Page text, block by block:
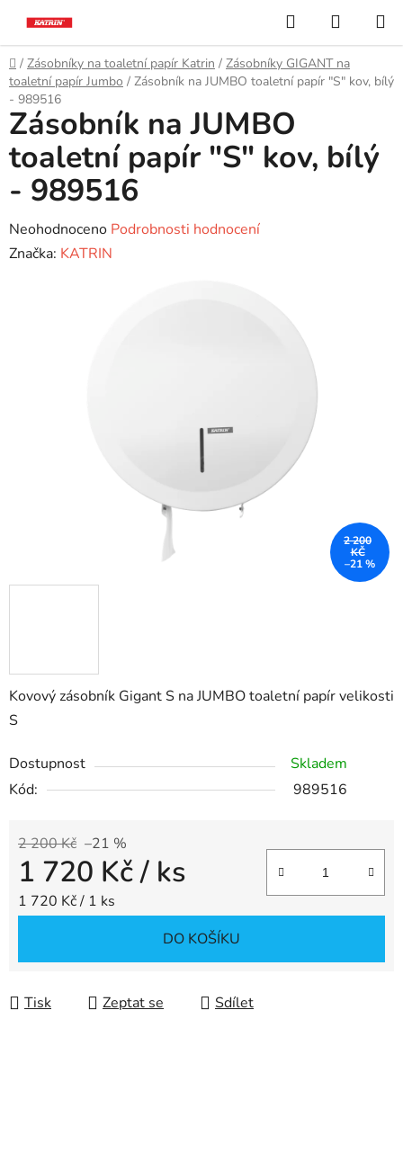
obsah
Hledat
KOŠÍK
Domů
/ Zásobníky na toaletní papír Katrin / Zásobníky GIGANT na
toaletní papír Jumbo / Zásobník na JUMBO toaletní papír "S" kov, bílý
- 989516
Kovový zásobník Gigant S na JUMBO toaletní papír velikosti
S
Dostupnost
Skladem
Kód:
989516
2 200 Kč –21 %
1 720 Kč/ ks
Měrná cena:
1 720 Kč / 1 ks
DO KOŠÍKU
Tisk Zeptat se Sdílet
Zásobník na JUMBO
toaletní papír "S" kov, bílý
- 989516
Průměrné
hodnocení
Neohodnoceno Podrobnosti hodnocení
Značka: KATRIN
2 200
KČ
–21 %